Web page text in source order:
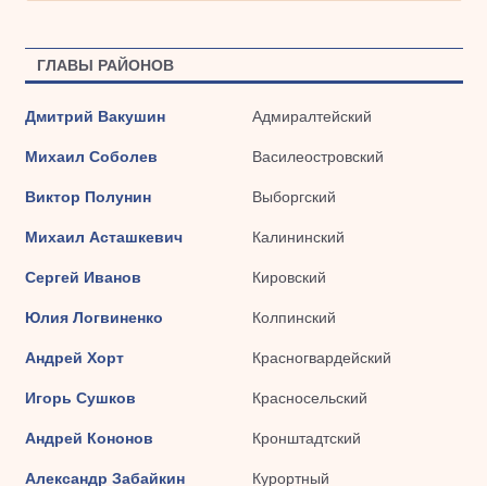
ГЛАВЫ РАЙОНОВ
Дмитрий Вакушин Адмиралтейский
Михаил Соболев Василеостровский
Виктор Полунин Выборгский
Михаил Асташкевич Калининский
Сергей Иванов Кировский
Юлия Логвиненко Колпинский
Андрей Хорт Красногвардейский
Игорь Сушков Красносельский
Андрей Кононов Кронштадтский
Александр Забайкин Курортный